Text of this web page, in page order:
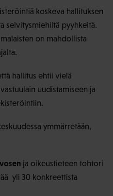
koskeva hallituksen
selvitysmiehiltä pyyhkeitä.
on mahdollista
hallitus ehtii vielä
uudistamiseen ja
ymmärretään,
ja oikeustieteen tohtori
yli 30 konkreettista